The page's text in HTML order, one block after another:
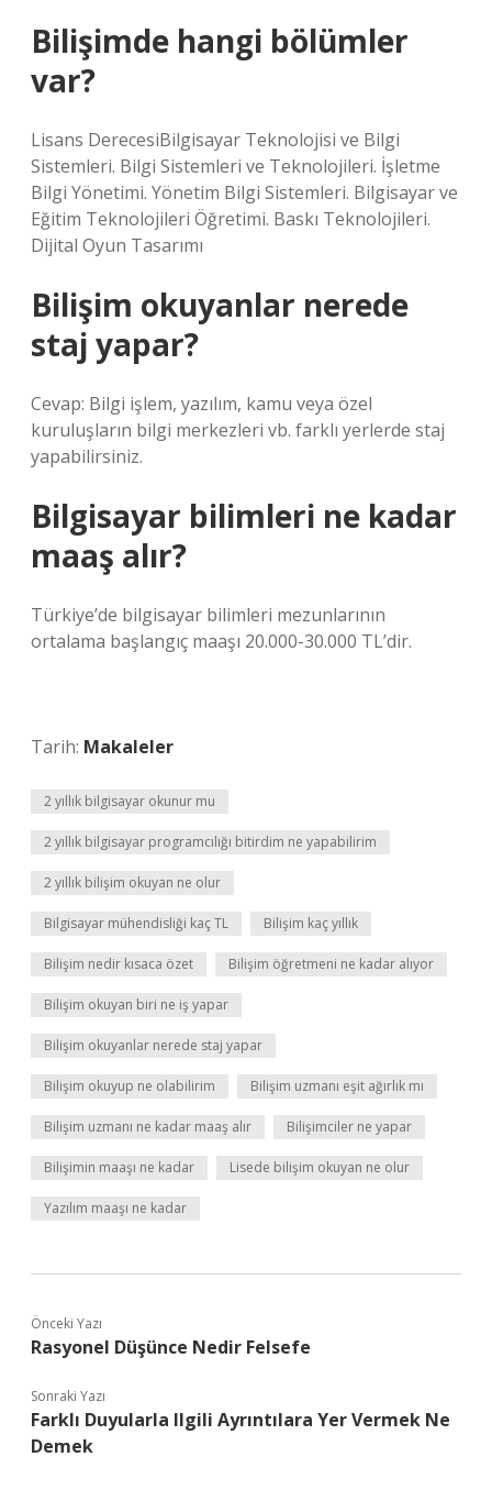
Bilişimde hangi bölümler
var?
Lisans DerecesiBilgisayar Teknolojisi ve Bilgi
Sistemleri. Bilgi Sistemleri ve Teknolojileri. İşletme
Bilgi Yönetimi. Yönetim Bilgi Sistemleri. Bilgisayar ve
Eğitim Teknolojileri Öğretimi. Baskı Teknolojileri.
Dijital Oyun Tasarımı
Bilişim okuyanlar nerede
staj yapar?
Cevap: Bilgi işlem, yazılım, kamu veya özel
kuruluşların bilgi merkezleri vb. farklı yerlerde staj
yapabilirsiniz.
Bilgisayar bilimleri ne kadar
maaş alır?
Türkiye’de bilgisayar bilimleri mezunlarının
ortalama başlangıç ​​maaşı 20.000-30.000 TL’dir.
Tarih: Makaleler
2 yıllık bilgisayar okunur mu
2 yıllık bilgisayar programcılığı bitirdim ne yapabilirim
2 yıllık bilişim okuyan ne olur
Bilgisayar mühendisliği kaç TL Bilişim kaç yıllık
Bilişim nedir kısaca özet Bilişim öğretmeni ne kadar alıyor
Bilişim okuyan biri ne iş yapar
Bilişim okuyanlar nerede staj yapar
Bilişim okuyup ne olabilirim Bilişim uzmanı eşit ağırlık mı
Bilişim uzmanı ne kadar maaş alır Bilişimciler ne yapar
Bilişimin maaşı ne kadar Lisede bilişim okuyan ne olur
Yazılım maaşı ne kadar
Önceki Yazı
Rasyonel Düşünce Nedir Felsefe
Sonraki Yazı
Farklı Duyularla Ilgili Ayrıntılara Yer Vermek Ne
Demek